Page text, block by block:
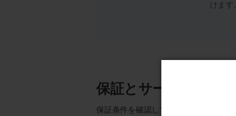
けます
保証とサービス
保証条件を確認して製品の交換または保